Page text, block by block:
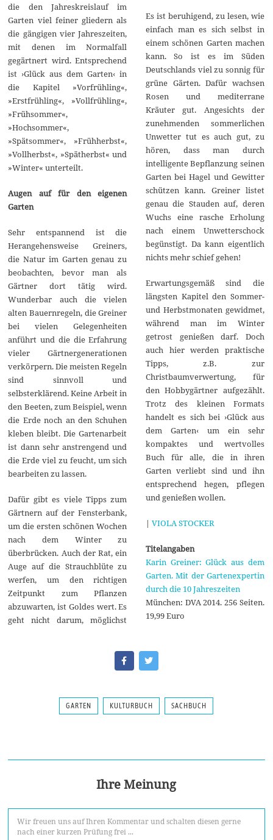
die den Jahreskreislauf im
Garten viel feiner gliedern als
die gängigen vier Jahreszeiten,
mit denen im Normalfall
gegärtnert wird. Entsprechend
ist ›Glück aus dem Garten‹ in
die Kapitel »Vorfrühling«,
»Erstfrühling«, »Vollfrühling«,
»Frühsommer«,
»Hochsommer«,
»Spätsommer«, »Frühherbst«,
»Vollherbst«, »Spätherbst« und
»Winter« unterteilt.
Augen auf für den eigenen
Garten
Sehr entspannend ist die
Herangehensweise Greiners,
die Natur im Garten genau zu
beobachten, bevor man als
Gärtner dort tätig wird.
Wunderbar auch die vielen
alten Bauernregeln, die Greiner
bei vielen Gelegenheiten
anführt und die die Erfahrung
vieler Gärtnergenerationen
verkörpern. Die meisten Regeln
sind sinnvoll und
selbsterklärend. Keine Arbeit in
den Beeten, zum Beispiel, wenn
die Erde noch an den Schuhen
kleben bleibt. Die Gartenarbeit
ist dann sehr anstrengend und
die Erde viel zu feucht, um sich
bearbeiten zu lassen.
Dafür gibt es viele Tipps zum
Gärtnern auf der Fensterbank,
um die ersten schönen Wochen
nach dem Winter zu
überbrücken. Auch der Rat, ein
Auge auf die Strauchblüte zu
werfen, um den richtigen
Zeitpunkt zum Pflanzen
abzuwarten, ist Goldes wert. Es
geht nicht darum, möglichst
Es ist beruhigend, zu lesen, wie
einfach man es sich selbst in
einem schönen Garten machen
kann. So ist es im Süden
Deutschlands viel zu sonnig für
grüne Gärten. Dafür wachsen
Rosen und mediterrane
Kräuter gut. Angesichts der
zunehmenden sommerlichen
Unwetter tut es auch gut, zu
hören, dass man durch
intelligente Bepflanzung seinen
Garten bei Hagel und Gewitter
schützen kann. Greiner listet
genau die Stauden auf, deren
Wuchs eine rasche Erholung
nach einem Unwetterschock
begünstigt. Da kann eigentlich
nichts mehr schief gehen!
Erwartungsgemäß sind die
längsten Kapitel den Sommer-
und Herbstmonaten gewidmet,
während man im Winter
getrost genießen darf. Doch
auch hier werden praktische
Tipps, z.B. zur
Christbaumverwertung, für
den Hobbygärtner aufgezählt.
Trotz des kleinen Formats
handelt es sich bei ›Glück aus
dem Garten‹ um ein sehr
kompaktes und wertvolles
Buch für alle, die in ihren
Garten verliebt sind und ihn
entsprechend hegen, pflegen
und genießen wollen.
| VIOLA STOCKER
Titelangaben
Karin Greiner: Glück aus dem
Garten. Mit der Gartenexpertin
durch die 10 Jahreszeiten
München: DVA 2014. 256 Seiten.
19,99 Euro
GARTEN KULTURBUCH SACHBUCH
Ihre Meinung